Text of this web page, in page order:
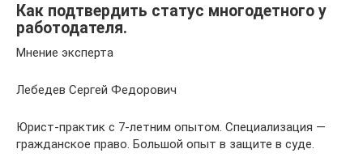
Как подтвердить статус многодетного у
работодателя.
Мнение эксперта
Лебедев Сергей Федорович
Юрист-практик с 7-летним опытом. Специализация —
гражданское право. Большой опыт в защите в суде.